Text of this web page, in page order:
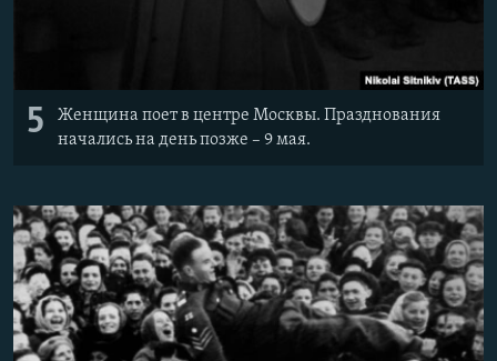
5
Женщина поет в центре Москвы. Празднования
начались на день позже – 9 мая.